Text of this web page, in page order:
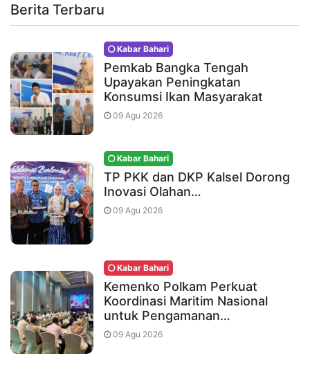
Berita Terbaru
Kabar Bahari
Pemkab Bangka Tengah
Upayakan Peningkatan
Konsumsi Ikan Masyarakat
09 Agu 2026
Kabar Bahari
TP PKK dan DKP Kalsel Dorong
Inovasi Olahan…
09 Agu 2026
Kabar Bahari
Kemenko Polkam Perkuat
Koordinasi Maritim Nasional
untuk Pengamanan…
09 Agu 2026